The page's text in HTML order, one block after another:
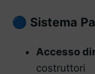
🔵 Sistema
Accesso
costruttori